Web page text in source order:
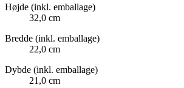
Højde (inkl. emballage)
32,0 cm
Bredde (inkl. emballage)
22,0 cm
Dybde (inkl. emballage)
21,0 cm